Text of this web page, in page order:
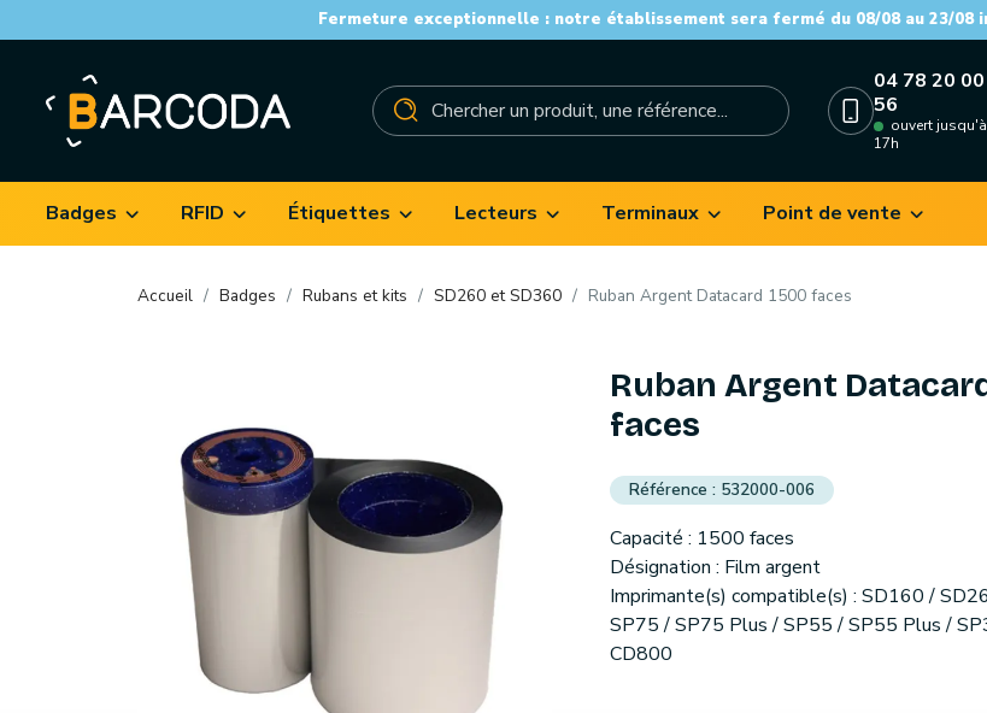
Fermeture exceptionnelle : notre établissement sera fermé du 08/08 au 23/08
04 78 20 00
56
ouvert jusqu'à
17h
Badges RFID Étiquettes Lecteurs Terminaux Point de vente
Accueil Badges Rubans et kits SD260 et SD360 Ruban Argent Datacard 1500 faces
Ruban Argent
faces
532000-006
Capacité : 1500 faces
Désignation : Film argent
Imprimante(s) compatible(s) : SD160 /
SP75 / SP75 Plus / SP55 / SP55 Plus /
CD800